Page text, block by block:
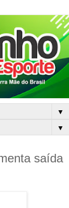
▼
▼
saída